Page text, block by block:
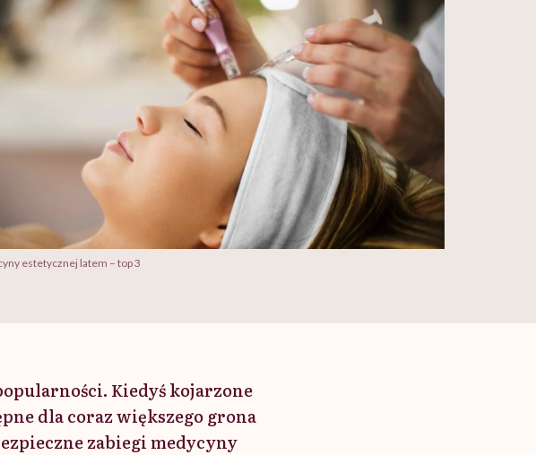
estetycznej latem – top 3
Kiedyś kojarzone
dla coraz większego grona
zabiegi medycyny